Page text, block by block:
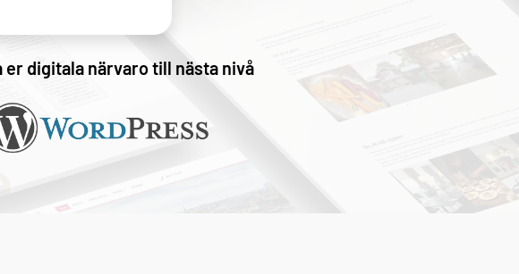
digitala närvaro till nästa nivå